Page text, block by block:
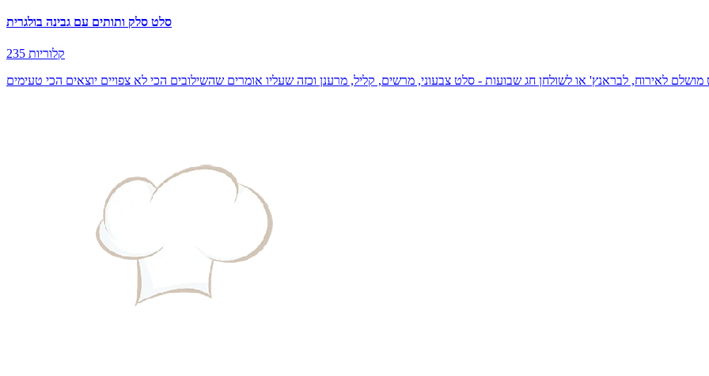
סלט סלק ותותים עם גבינה בולגרית
235 קלוריות
לאירוח, לבראנץ' או לשולחן חג שבועות - סלט צבעוני, מרשים, קליל, מרענן וכזה שעליו אומרים שהשילובים הכי לא צפויים יוצאים הכי טעימים